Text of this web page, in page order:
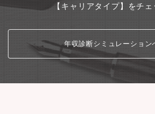
【キャリアタイプ】をチェ
年収診断シミュレーション